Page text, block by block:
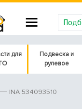
для
Подвеска и
рулевое
INA 534093510